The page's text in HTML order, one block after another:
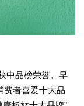
中品榜荣誉。早
费者喜爱十大品